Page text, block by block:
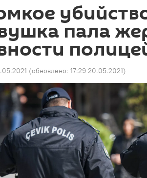
пала
(обновлено: 17:29 20.05.2021)